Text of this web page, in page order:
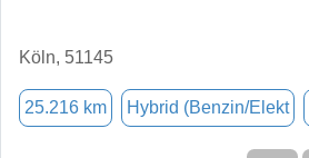
Köln, 51145
25.216 km Hybrid (Benzin/Elekt